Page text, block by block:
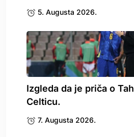
5. Augusta 2026.
Izgleda da je priča o
Celticu.
7. Augusta 2026.